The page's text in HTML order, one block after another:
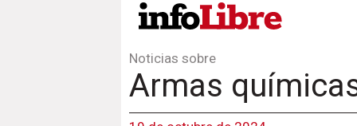
Noticias sobre
Armas